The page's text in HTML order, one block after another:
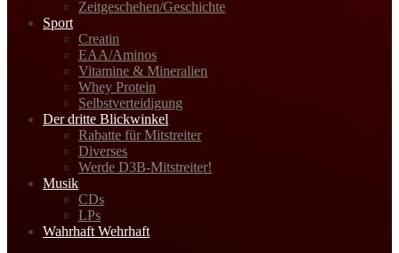
Zeitgeschehen/Geschichte
Sport
Creatin
EAA/Aminos
Vitamine & Mineralien
Whey Protein
Selbstverteidigung
Der dritte Blickwinkel
Rabatte für Mitstreiter
Diverses
Werde D3B-Mitstreiter!
Musik
CDs
LPs
Wahrhaft Wehrhaft